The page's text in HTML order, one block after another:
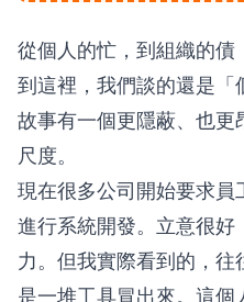
從個人的忙，到組織的債
到這裡，我們談的還是
故事有一個更隱蔽、也
尺度。
現在很多公司開始要求
進行系統開發。立意很
力。但我實際看到的，
是一堆工具冒出來。這